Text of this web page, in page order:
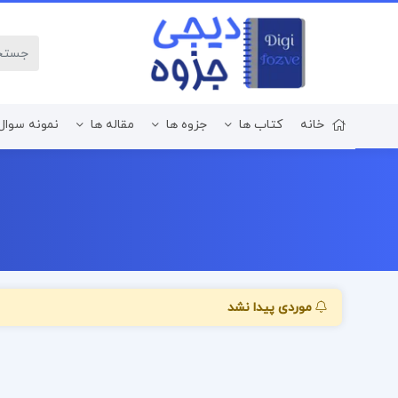
خانه کتاب ها جزوه ها مقاله ها نمونه
موردی پیدا نشد